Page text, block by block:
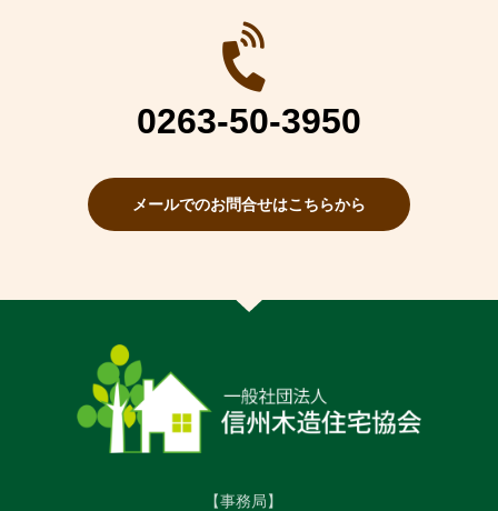
0263-50-3950
メールでのお問合せはこちらから
【事務局】